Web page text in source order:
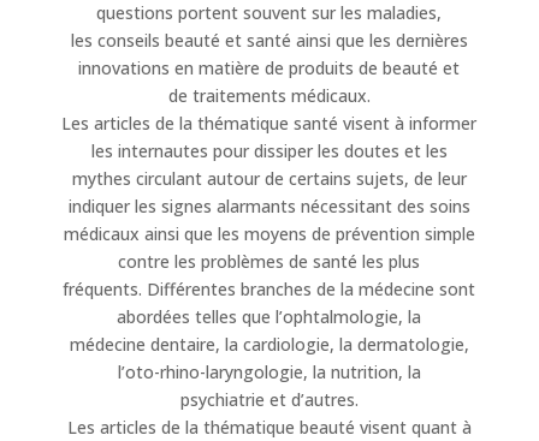
questions portent souvent sur les maladies,
les conseils beauté et santé ainsi que les dernières
innovations en matière de produits de beauté et
de traitements médicaux.
Les articles de la thématique santé visent à informer
les internautes pour dissiper les doutes et les
mythes circulant autour de certains sujets, de leur
indiquer les signes alarmants nécessitant des soins
médicaux ainsi que les moyens de prévention simple
contre les problèmes de santé les plus
fréquents. Différentes branches de la médecine sont
abordées telles que l’ophtalmologie, la
médecine dentaire, la cardiologie, la dermatologie,
l’oto-rhino-laryngologie, la nutrition, la
psychiatrie et d’autres.
Les articles de la thématique beauté visent quant à